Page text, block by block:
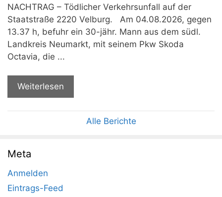
NACHTRAG – Tödlicher Verkehrsunfall auf der
Staatstraße 2220 Velburg. Am 04.08.2026, gegen
13.37 h, befuhr ein 30-jähr. Mann aus dem südl.
Landkreis Neumarkt, mit seinem Pkw Skoda
Octavia, die ...
Weiterlesen
Alle Berichte
Meta
Anmelden
Eintrags-Feed